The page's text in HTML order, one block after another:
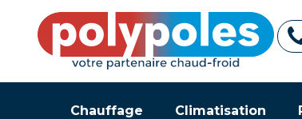
Chauffage Climatisation